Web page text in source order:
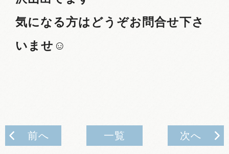
気になる方はどうぞお問合せ下さ
いませ☺️
前へ 一覧 次へ